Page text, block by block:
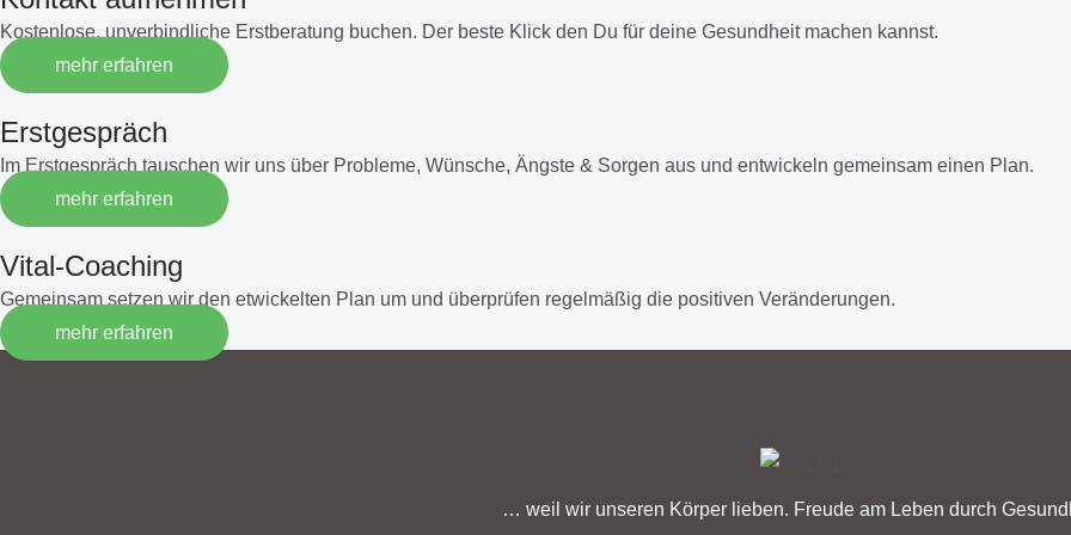
Kostenlose, unverbindliche Erstberatung buchen. Der beste Klick den Du für deine Gesundheit machen kannst.
mehr erfahren
Erstgespräch
Im Erstgespräch tauschen wir uns über Probleme, Wünsche, Ängste & Sorgen aus und entwickeln gemeinsam einen Plan.
mehr erfahren
Vital-Coaching
Gemeinsam setzen wir den etwickelten Plan um und überprüfen regelmäßig die positiven Veränderungen.
mehr erfahren
… weil wir unseren Körper lieben. Freude am Leben durch